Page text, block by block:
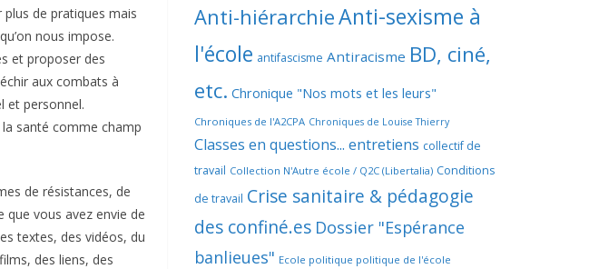
plus de pratiques mais
nous impose.
et proposer des
aux combats à
et personnel.
santé comme champ
de résistances, de
vous avez envie de
textes, des vidéos, du
des liens, des
Anti-hiérarchieAnti-sexisme à
l'école antifascisme Antiracisme BD, ciné,
etc. Chronique "Nos mots et les leurs"
Chroniques de l'A2CPA Chroniques de Louise Thierry
Classes en questions... entretiens collectif de
travail Collection N'Autre école / Q2C (Libertalia) Conditions
de travail Crise sanitaire & pédagogie
des confiné.es Dossier "Espérance
banlieues" Ecole politique politique de l'école